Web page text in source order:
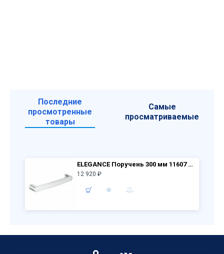
Последние
просмотренные
товары
Самые
просматриваемые
ELEGANCE Поручень 300 мм 11607 010000, хром
12 920 ₽